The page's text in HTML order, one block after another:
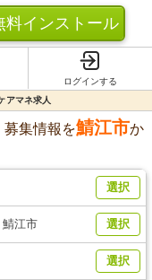
料インストール
ログインする
アマネ求人
募集情報を鯖江市か
選択
鯖江市 選択
選択